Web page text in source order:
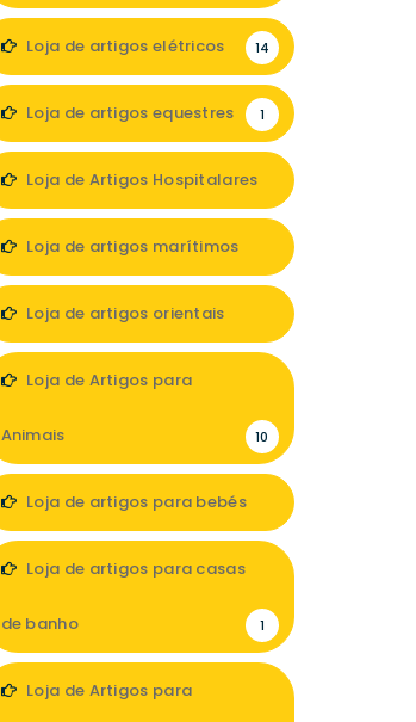
Loja de artigos elétricos 14
Loja de artigos equestres 1
Loja de Artigos Hospitalares
Loja de artigos marítimos
Loja de artigos orientais
Loja de Artigos para
Animais 10
Loja de artigos para bebés
Loja de artigos para casas
de banho 1
Loja de Artigos para